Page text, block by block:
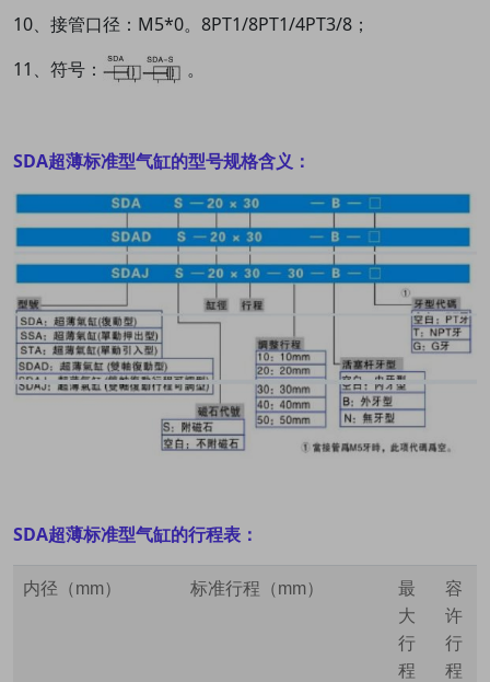
10、接管口径：M5*0。8PT1/8PT1/4PT3/8；
11、符号：
。
SDA超薄标准型气缸的型号规格含义：
SDA超薄标准型气缸的行程表：
内径（mm） 标准行程（mm）
最
大
行
程
容
许
行
程